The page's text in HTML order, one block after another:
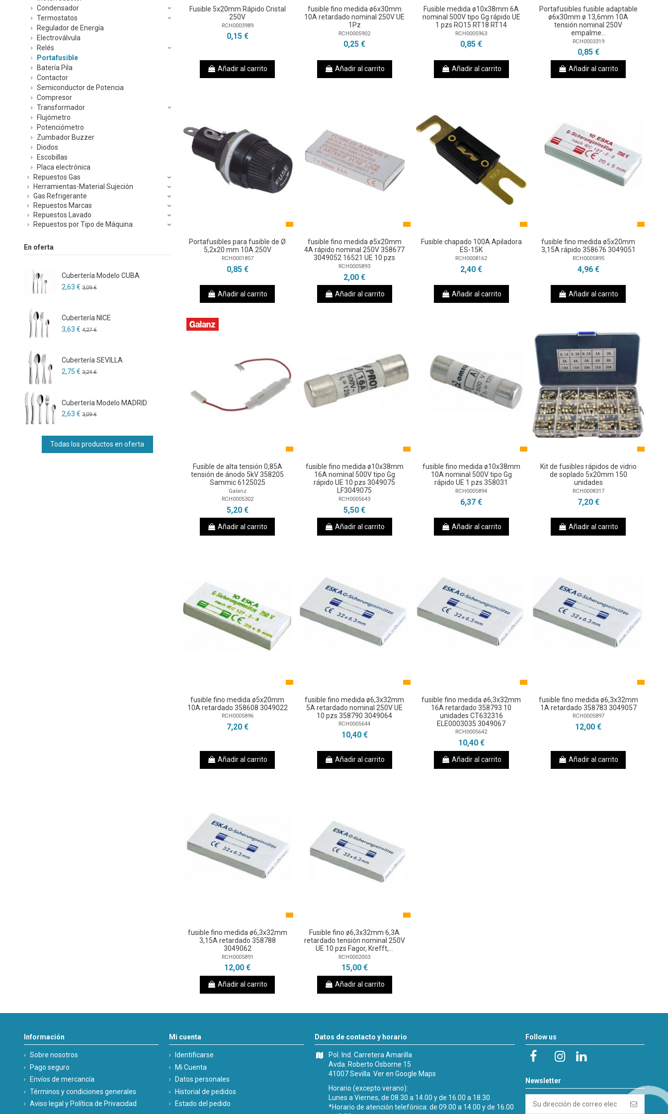
Fusible 5x20mm Rápido Cristal
250V
RCH0003989
0,15 €
Añadir al carrito
fusible fino medida ø6x30mm
10A retardado nominal 250V UE
1Pz
RCH0005902
0,25 €
Añadir al carrito
Fusible medida ø10x38mm 6A
nominal 500V tipo Gg rápido UE
1 pzs RO15 RT18 RT14
RCH0005963
0,85 €
Añadir al carrito
Portafusibles fusible adaptable
ø6x30mm ø 13,6mm 10A
tensión nominal 250V
empalme...
RCH0003319
0,85 €
Añadir al carrito
Portafusibles para fusible de Ø
5,2x20 mm 10A 250V
RCH0001857
0,85 €
Añadir al carrito
fusible fino medida ø5x20mm
4A rápido nominal 250V 358677
3049052 16521 UE 10 pzs
RCH0005893
2,00 €
Añadir al carrito
Fusible chapado 100A Apiladora
ES-15K
RCH0008162
2,40 €
Añadir al carrito
fusible fino medida ø5x20mm
3,15A rápido 358676 3049051
RCH0005895
4,96 €
Añadir al carrito
Fusible de alta tensión 0,85A
tensión de ánodo 5kV 358205
Sammic 6125025
Galanz
RCH0005302
5,20 €
Añadir al carrito
fusible fino medida ø10x38mm
16A nominal 500V tipo Gg
rápido UE 10 pzs 3049075
LF3049075
RCH0005643
5,50 €
Añadir al carrito
fusible fino medida ø10x38mm
10A nominal 500V tipo Gg
rápido UE 1 pzs 358031
RCH0005894
6,37 €
Añadir al carrito
Kit de fusibles rápidos de vidrio
de soplado 5x20mm 150
unidades
RCH0008317
7,20 €
Añadir al carrito
fusible fino medida ø5x20mm
10A retardado 358608 3049022
RCH0005896
7,20 €
Añadir al carrito
fusible fino medida ø6,3x32mm
5A retardado nominal 250V UE
10 pzs 358790 3049064
RCH0005644
10,40 €
Añadir al carrito
fusible fino medida ø6,3x32mm
16A retardado 358793 10
unidades CT632316
ELE0003035 3049067
RCH0005642
10,40 €
Añadir al carrito
fusible fino medida ø6,3x32mm
1A retardado 358783 3049057
RCH0005897
12,00 €
Añadir al carrito
fusible fino medida ø6,3x32mm
3,15A retardado 358788
3049062
RCH0005891
12,00 €
Añadir al carrito
Fusible fino ø6,3x32mm 6,3A
retardado tensión nominal 250V
UE 10 pzs Fagor, Krefft,...
RCH0002003
15,00 €
Añadir al carrito
Condensador
Termostatos
Regulador de Energía
Electroválvula
Relés
Portafusible
Batería Pila
Contactor
Semiconductor de Potencia
Compresor
Transformador
Flujómetro
Potenciómetro
Zumbador Buzzer
Diodos
Escobillas
Placa electrónica
Repuestos Gas
Herramientas-Material Sujeción
Gas Refrigerante
Repuestos Marcas
Repuestos Lavado
Repuestos por Tipo de Máquina
En oferta
Cubertería Modelo CUBA
2,63 € 3,09 €
Cubertería NICE
3,63 € 4,27 €
Cubertería SEVILLA
2,75 € 3,24 €
Cubertería Modelo MADRID
2,63 € 3,09 €
Todas los productos en oferta
Información
Sobre nosotros
Pago seguro
Envíos de mercancía
Términos y condiciones generales
Aviso legal y Política de Privacidad
Mi cuenta
Identificarse
Mi Cuenta
Datos personales
Historial de pedidos
Estado del pedido
Datos de contacto y horario
Pol. Ind. Carretera Amarilla
Avda. Roberto Osborne 15
41007 Sevilla.Ver en Google Maps
Horario (excepto verano):
Lunes a Viernes, de 08.30 a 14.00 y de 16.00 a 18.30
*Horario de atención telefónica: de 09.00 a 14.00 y de 16.00
Follow us
Newsletter